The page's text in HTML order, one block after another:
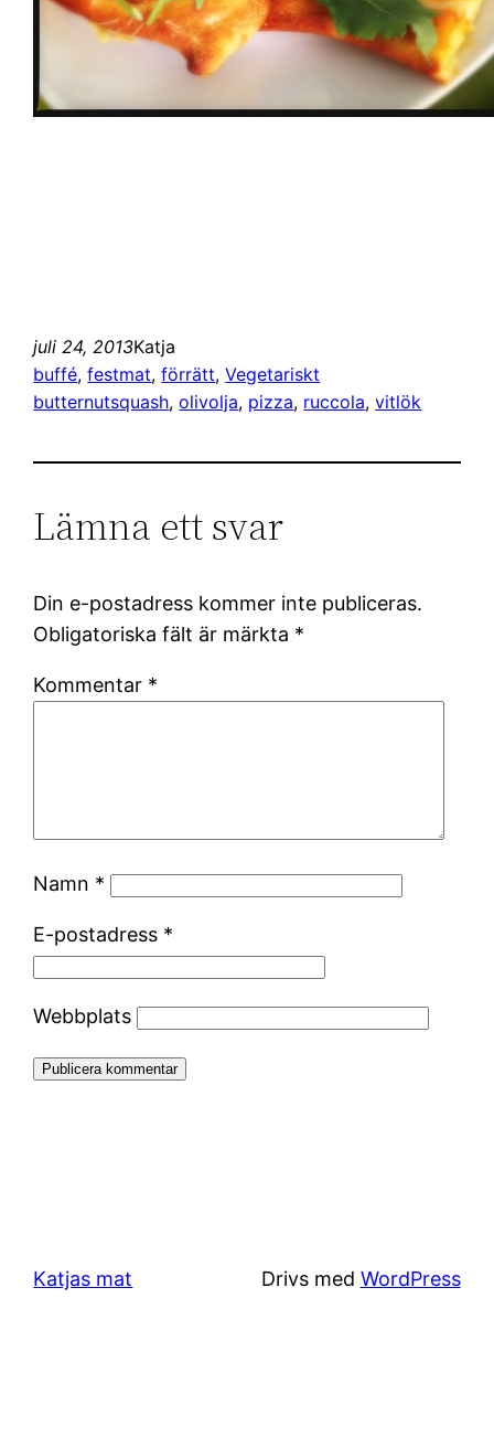
juli 24, 2013Katja
buffé, festmat, förrätt, Vegetariskt
butternutsquash, olivolja, pizza, ruccola, vitlök
Lämna ett svar
Din e-postadress kommer inte publiceras.
Obligatoriska fält är märkta *
Kommentar *
Namn *
E-postadress *
Webbplats
Katjas mat Drivs med WordPress